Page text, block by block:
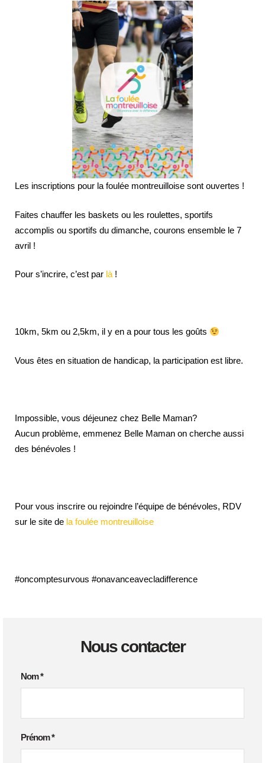
Les inscriptions pour la foulée montreuilloise sont ouvertes !
Faites chauffer les baskets ou les roulettes, sportifs
accomplis ou sportifs du dimanche, courons ensemble le 7
avril !
Pour s’incrire, c’est par là !
10km, 5km ou 2,5km, il y en a pour tous les goûts
Vous êtes en situation de handicap, la participation est libre.
Impossible, vous déjeunez chez Belle Maman?
Aucun problème, emmenez Belle Maman on cherche aussi
des bénévoles !
Pour vous inscrire ou rejoindre l’équipe de bénévoles, RDV
sur le site de la foulée montreuilloise
#oncomptesurvous #onavanceavecladifference
Nous contacter
Nom*
Prénom*